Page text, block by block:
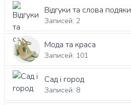
Відгуки та слова подяки
Записей: 2
Мода та краса
Записей: 101
Сад і город
Записей: 8